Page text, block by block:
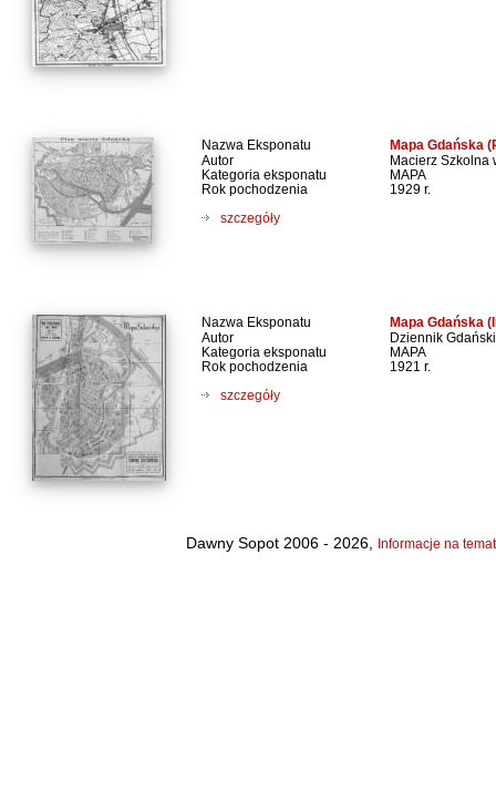
Nazwa Eksponatu Mapa Gdańska
Autor
Macierz Szkolna
Kategoria eksponatu
MAPA
Rok pochodzenia
1929 r.
szczegóły
Nazwa Eksponatu Mapa Gdańska
Autor
Dziennik Gdański
Kategoria eksponatu
MAPA
Rok pochodzenia
1921 r.
szczegóły
Dawny Sopot 2006 - 2026, Informacje na